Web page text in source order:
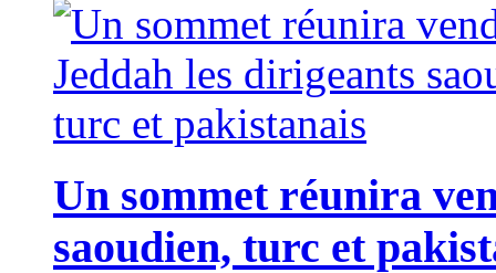
Un sommet réunira
saoudien, turc et